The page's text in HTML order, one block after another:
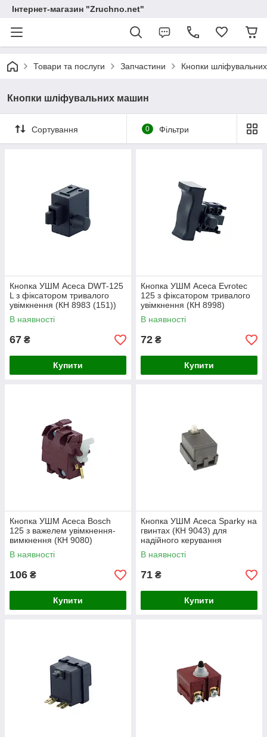
Інтернет-магазин "Zruchno.net"
Товари та послуги Запчастини Кнопки
Кнопки шліфувальних машин
Сортування 0 Фільтри
Кнопка УШМ Асеса DWT-125
L з фіксатором тривалого
увімкнення (КН 8983 (151))
В наявності
67 ₴
Купити
Кнопка УШМ Асеса Evrotec
125 з фіксатором тривалого
увімкнення (КН 8998)
В наявності
72 ₴
Купити
Кнопка УШМ Асеса Bosch
125 з важелем увімкнення-
вимкнення (КН 9080)
В наявності
106 ₴
Купити
Кнопка УШМ Асеса Sparky на
гвинтах (КН 9043) для
надійного керування
шліфувальними машинами
В наявності
71 ₴
Купити